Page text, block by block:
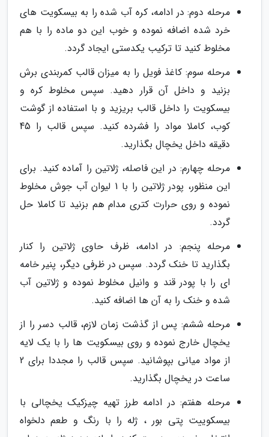
مرحله دوم: در ادامه، کره آب شده را به بیسکویت های
خرد شده اضافه نموده و خوب این دو ماده را با هم
مخلوط کنید تا ترکیب یکدستی ایجاد گردد.
مرحله سوم: کاغذ فویل را به میزان قالب کمربندی برش
بزنید و داخل آن قرار دهید. سپس مخلوط کره و
بیسکویت را داخل قالب بریزید و با استفاده از گوشت
کوب، کاملا مواد را فشرده کنید. سپس قالب را 45
دقیقه داخل یخچال بگذارید.
مرحله چهارم: در این فاصله، ژلاتین را آماده کنید. برای
این منظور، پودر ژلاتین را با 1 لیوان آب جوش مخلوط
نموده و روی حرارت کتری مدام هم بزنید تا کاملا حل
گردد.
مرحله پنجم: در ادامه، ظرف حاوی ژلاتین را کنار
بگذارید تا خنک گردد. سپس در ظرفی دیگر، پنیر خامه
ای را با پودر قند و وانیل مخلوط نموده و ژلاتین آب
شده و خنک را به آن ها اضافه کنید.
مرحله ششم: پس از گذشت زمان لازم، قالب دسر را از
یخچال خارج نموده و روی بیسکویت ها را با یک لایه
از مواد میانی بپوشانید. سپس قالب را مجددا برای 2
ساعت در یخچال بگذارید.
مرحله هفتم: در ادامه طرز تهیه چیزکیک یخچالی با
بیسکوییت پتی بور ، ژله را با رنگ و طعم دلخواه